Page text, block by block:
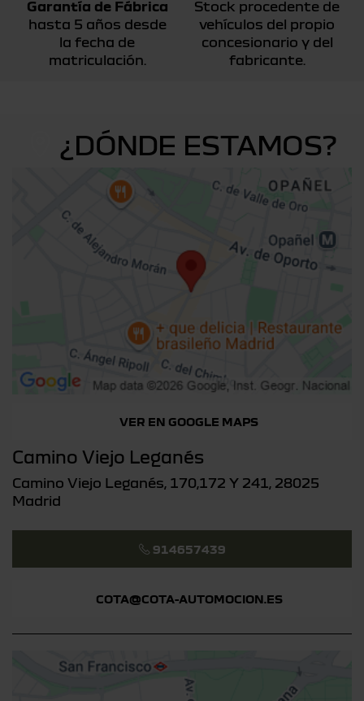
Garantía de Fábrica
hasta 5 años desde
la fecha de
matriculación.
Stock procedente de
vehículos del propio
concesionario y del
fabricante.
¿DÓNDE ESTAMOS?
VER EN GOOGLE MAPS
Camino Viejo Leganés
Camino Viejo Leganés, 170,172 Y 241, 28025
Madrid
914657439
COTA@COTA-AUTOMOCION.ES